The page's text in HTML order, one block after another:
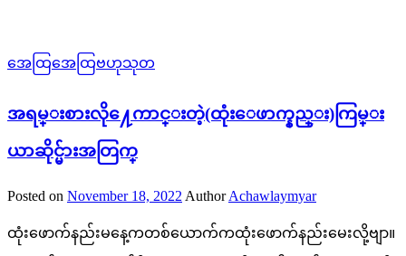
အေထြအေထြဗဟုသုတ
အရမ္းစားလို႔ေကာင္းတဲ့(ထုံးေဖာက္နည္း)ကြမ္း
ယာဆိုင္မ်ားအတြက္
Posted on November 18, 2022 Author Achawlaymyar
ထုံးဖောက်နည်းမနေ့ကတစ်ယောက်ကထုံးဖောက်နည်းမေးလို့ဗျာ။